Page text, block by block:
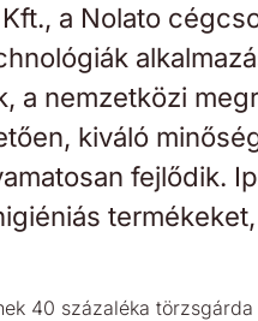
a Nolato
a nemzetközi
kiváló
fejlődik.
40 százaléka